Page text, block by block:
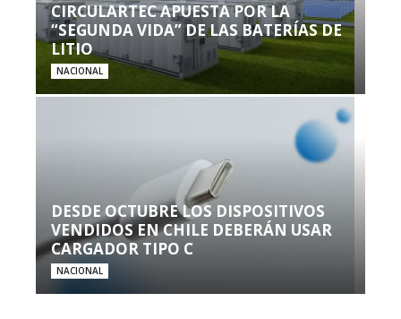
CIRCULARTEC APUESTA POR LA
“SEGUNDA VIDA” DE LAS BATERÍAS DE
LITIO
NACIONAL
DESDE OCTUBRE LOS DISPOSITIVOS
VENDIDOS EN CHILE DEBERÁN USAR
CARGADOR TIPO C
NACIONAL